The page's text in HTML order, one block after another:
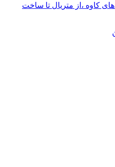
کاوه ،از متریال تا ساخت